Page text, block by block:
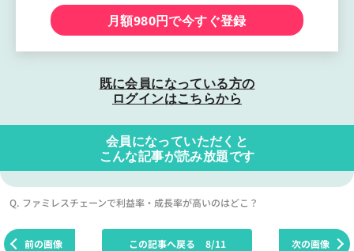
月額980円で今すぐ登録
既に会員になっている方の
ログインはこちらから
会員になっていただくと
こんな記事が読み放題です
Q. ファミレスチェーンで利益率・成長率が高いのはどこ？
前の画像 次の画像
この記事へ戻る 8/11